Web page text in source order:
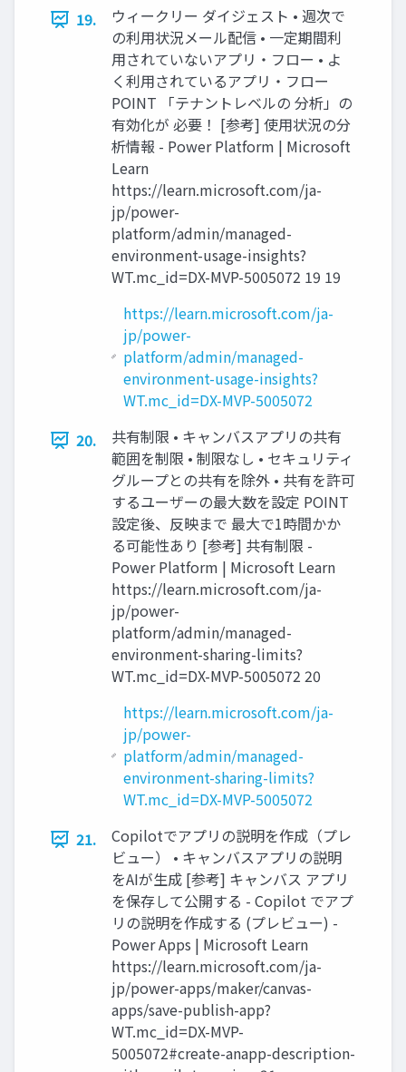
19.
ウィークリー ダイジェスト • 週次で
の利用状況メール配信 • 一定期間利
用されていないアプリ・フロー • よ
く利用されているアプリ・フロー
POINT 「テナントレベルの 分析」の
有効化が 必要！ [参考] 使用状況の分
析情報 - Power Platform | Microsoft
Learn
https://learn.microsoft.com/ja-
jp/power-
platform/admin/managed-
environment-usage-insights?
WT.mc_id=DX-MVP-5005072 19 19
https://learn.microsoft.com/ja-
jp/power-
platform/admin/managed-
environment-usage-insights?
WT.mc_id=DX-MVP-5005072
20.
共有制限 • キャンバスアプリの共有
範囲を制限 • 制限なし • セキュリティ
グループとの共有を除外 • 共有を許可
するユーザーの最大数を設定 POINT
設定後、反映まで 最大で1時間かか
る可能性あり [参考] 共有制限 -
Power Platform | Microsoft Learn
https://learn.microsoft.com/ja-
jp/power-
platform/admin/managed-
environment-sharing-limits?
WT.mc_id=DX-MVP-5005072 20
https://learn.microsoft.com/ja-
jp/power-
platform/admin/managed-
environment-sharing-limits?
WT.mc_id=DX-MVP-5005072
21.
Copilotでアプリの説明を作成（プレ
ビュー） • キャンバスアプリの説明
をAIが生成 [参考] キャンバス アプリ
を保存して公開する - Copilot でアプ
リの説明を作成する (プレビュー) -
Power Apps | Microsoft Learn
https://learn.microsoft.com/ja-
jp/power-apps/maker/canvas-
apps/save-publish-app?
WT.mc_id=DX-MVP-
5005072#create-anapp-description-